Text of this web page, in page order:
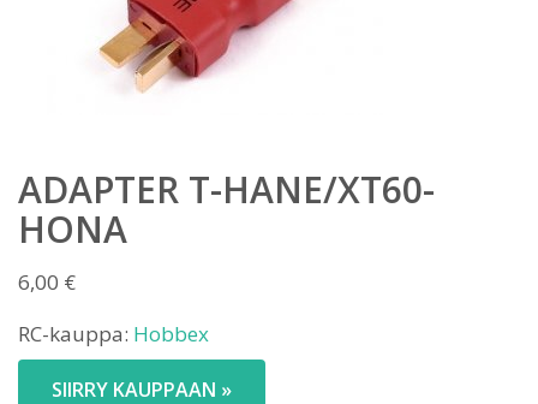
ADAPTER T-HANE/XT60-
HONA
6,00 €
RC-kauppa: Hobbex
SIIRRY KAUPPAAN »